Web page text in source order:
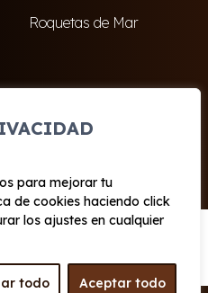
para mejorar tu
de cookies haciendo click
los ajustes en cualquier
todo Aceptar todo
Roquetas de Mar
de cookies